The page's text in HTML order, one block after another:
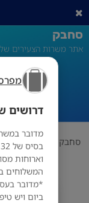
דרושים
מדובר
וארוחות
המשלוחים
סחבק
אתר משרות הצעירים
סחבק תחום